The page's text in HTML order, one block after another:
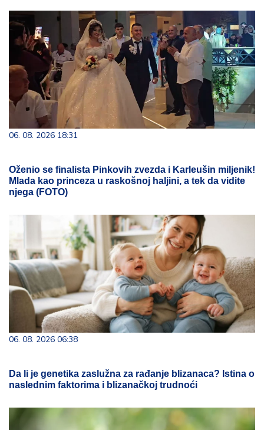
06. 08. 2026 18:31
Oženio se finalista Pinkovih zvezda i Karleušin miljenik!
Mlada kao princeza u raskošnoj haljini, a tek da vidite
njega (FOTO)
06. 08. 2026 06:38
Da li je genetika zaslužna za rađanje blizanaca? Istina o
naslednim faktorima i blizanačkoj trudnoći